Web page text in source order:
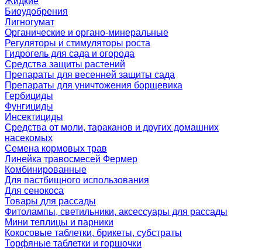
Биоудобрения
Лигногумат
Органические и органо-минеральные
Регуляторы и стимуляторы роста
Гидрогель для сада и огорода
Средства защиты растений
Препараты для весенней защиты сада
Препараты для уничтожения борщевика
Гербициды
Фунгициды
Инсектициды
Средства от моли, тараканов и других домашних
насекомых
Семена кормовых трав
Линейка травосмесей Фермер
Комбинированные
Для пастбищного использования
Для сенокоса
Товары для рассады
Фитолампы, светильники, аксессуары для рассады
Мини теплицы и парники
Кокосовые таблетки, брикеты, субстраты
Торфяные таблетки и горшочки